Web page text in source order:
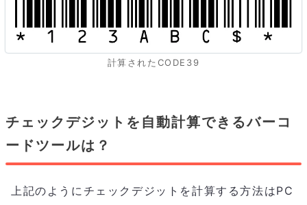
計算されたCODE39
チェックデジットを自動計算できるバーコ
ードツールは？
上記のようにチェックデジットを計算する方法はPC